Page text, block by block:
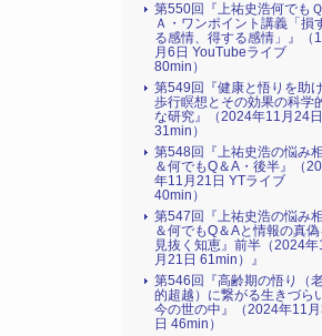
第550回『上祐史浩何でも
Ａ・ワンポイント講義「損
る感情、得する感情」』（
月6日 YouTubeライブ
80min）
第549回『健康と悟りを助
歩行瞑想とその効果の科学
な研究』（2024年11月24日
31min）
第548回『上祐史浩の悩み
＆何でもQ＆A・後半』（
年11月21日 YTライブ
40min）
第547回『上祐史浩の悩み
＆何でもQ＆Aと情報の真偽
見抜く知恵』前半（2024年
月21日 61min）』
第546回『高齢期の悟り（
的超越）に繋がる生きづら
今の世の中』（2024年11
日 46min）